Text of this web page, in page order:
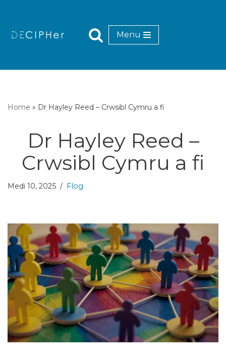
Menu
Home » Dr Hayley Reed – Crwsibl Cymru a fi
Dr Hayley Reed –
Crwsibl Cymru a fi
Medi 10, 2025 Flog